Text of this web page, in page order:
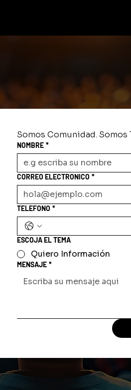
Somos Comunidad. Somos
NOMBRE *
CORREO ELECTRONICO *
TELEFONO *
ESCOJA EL TEMA
Quiero Información
MENSAJE *